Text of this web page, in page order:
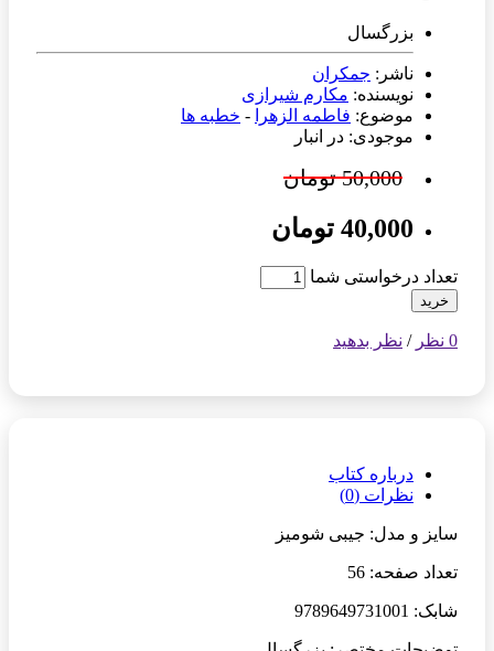
بزرگسال
ناشر: جمکران
نویسنده: مکارم شیرازی
موضوع: فاطمه الزهرا - خطبه ها
موجودی: در انبار
50,000 تومان
40,000 تومان
تعداد درخواستی شما
خرید
0 نظر / نظر بدهید
درباره کتاب
نظرات (0)
سایز و مدل: جیبی شومیز
تعداد صفحه: 56
شابک: 9789649731001